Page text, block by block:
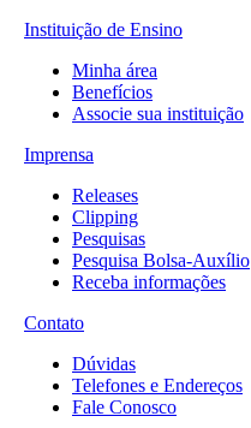
Instituição de Ensino
Minha área
Benefícios
Associe sua instituição
Imprensa
Releases
Clipping
Pesquisas
Pesquisa Bolsa-Auxílio
Receba informações
Contato
Dúvidas
Telefones e Endereços
Fale Conosco